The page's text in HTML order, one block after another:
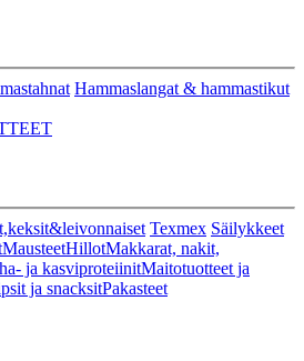
Hammaslangat & hammastikut
Texmex Säilykkeet
MausteetHillotMakkarat, nakit,
ja kasviproteiinitMaitotuotteet ja
ja snacksitPakasteet